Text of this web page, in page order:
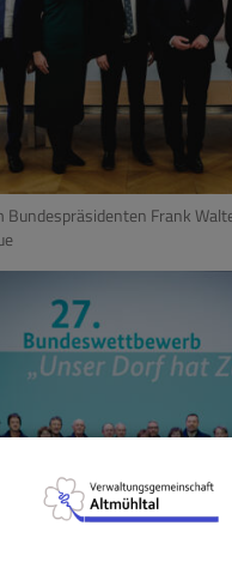
Bundespräsidenten Frank